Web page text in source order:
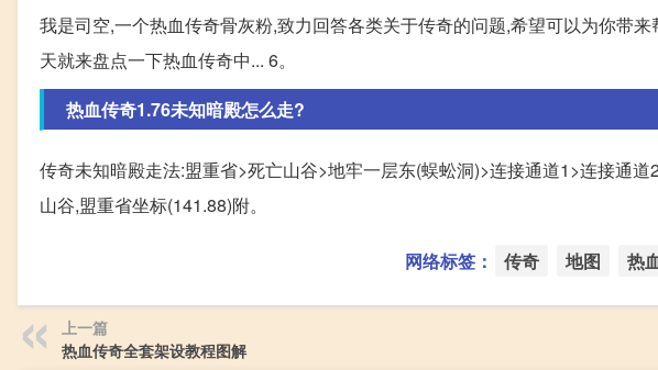
我是司空,一个热血传奇骨灰粉,致力回答各类关于传奇的问题,希望可以为你带
天就来盘点一下热血传奇中... 6。
热血传奇1.76未知暗殿怎么走?
传奇未知暗殿走法:盟重省>死亡山谷>地牢一层东(蜈蚣洞)>连接通道1>连接通
山谷,盟重省坐标(141.88)附。
网络标签： 传奇 地图 热
上一篇
热血传奇全套架设教程图解